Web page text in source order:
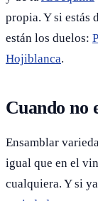
propia. Y si estás
están los duelos:
Hojiblanca.
Cuando no
Ensamblar
igual que en el
cualquiera. Y si